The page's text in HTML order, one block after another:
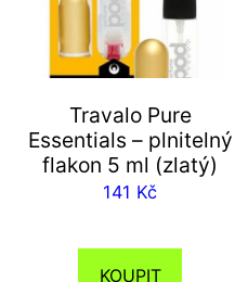
Travalo Pure
Essentials – plnitelný
flakon 5 ml (zlatý)
141 Kč
KOUPIT